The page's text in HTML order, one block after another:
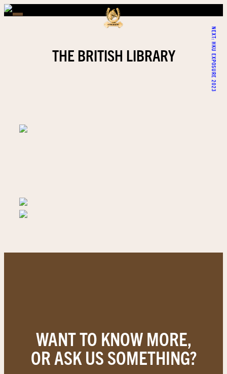
NEXT:
HKU EXPOSURE 2023
THE BRITISH LIBRARY
WANT TO KNOW MORE,
OR ASK US SOMETHING?